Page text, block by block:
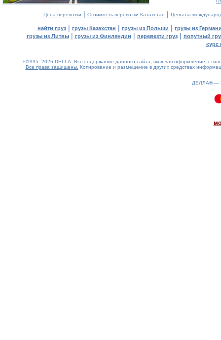
Цена перевозки | Стоимость перевозки Казахстан | Цены на
найти груз | грузы Казахстан | грузы из Польши | грузы из
грузы из Литвы| грузы из Финляндии | перевезти груз| попутный
курс
©1995–2026 DELLA. Все содержание данного сайта, включая оформление,
Все права защищены. Копирование и размещение в других средствах
ДЕЛЛА® —